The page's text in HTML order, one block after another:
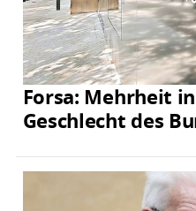
Forsa: Mehrheit
Geschlecht des